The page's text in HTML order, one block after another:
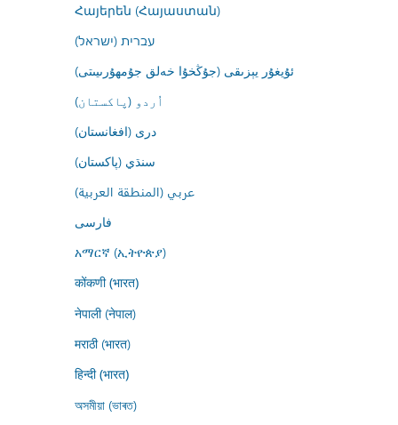
Հայերեն (Հայաստան)
עברית (ישראל)
ئۇيغۇر يېزىقى (جۇڭخۇا خەلق جۇمھۇرىيىتى)
اُردو (پاکستان)
درى (افغانستان)
سنڌي (پاکستان)
عربي (المنطقة العربية)
فارسى
አማርኛ (ኢትዮጵያ)
कोंकणी (भारत)
नेपाली (नेपाल)
मराठी (भारत)
हिन्दी (भारत)
অসমীয়া (ভাৰত)